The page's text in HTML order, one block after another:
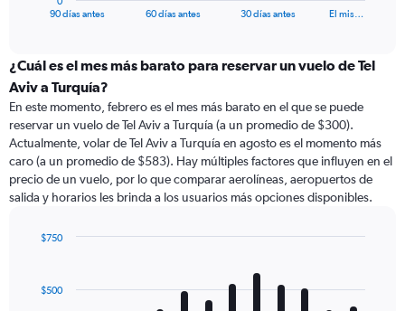
categories.
Range:
categories.
The
chart
has
1
Y
displaying
90 días antes 60 días antes 30 días antes El mis…
¿Cuál es el mes más barato para reservar un vuelo de Tel
Aviv a Turquía?
En este momento, febrero es el mes más barato en el que se puede
reservar un vuelo de Tel Aviv a Turquía (a un promedio de $300).
Actualmente, volar de Tel Aviv a Turquía en agosto es el momento más
caro (a un promedio de $583). Hay múltiples factores que influyen en el
precio de un vuelo, por lo que comparar aerolíneas, aeropuertos de
salida y horarios les brinda a los usuarios más opciones disponibles.
with
12
$500
$750